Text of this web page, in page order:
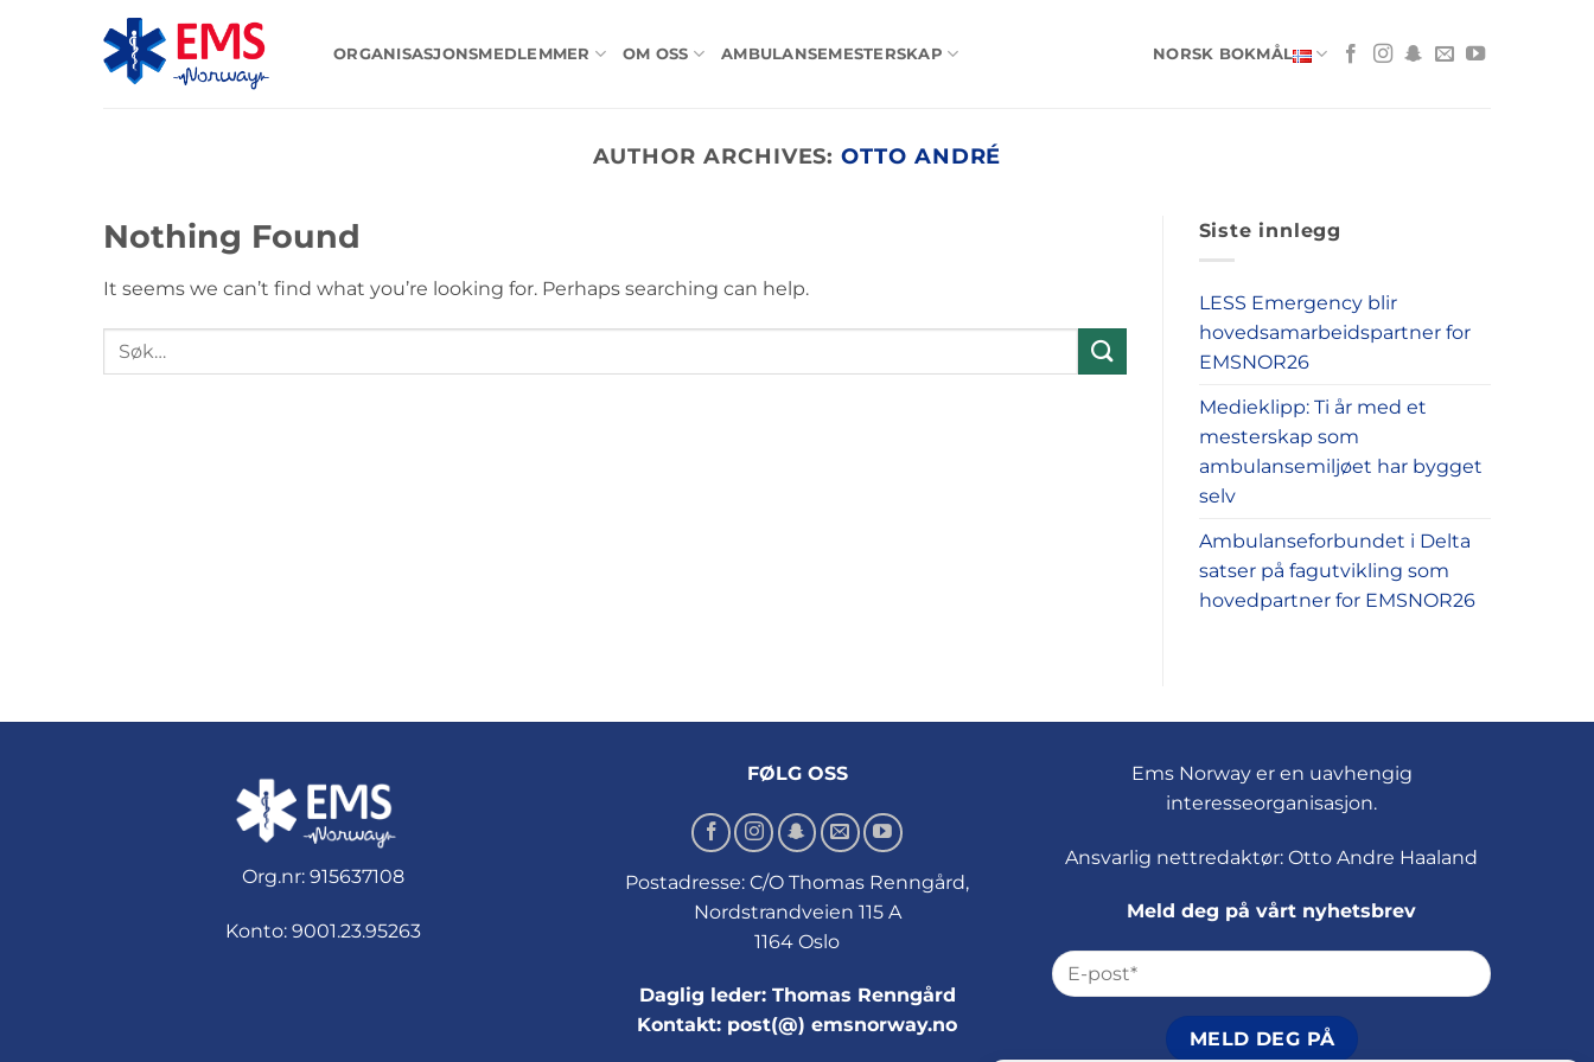
ORGANISASJONSMEDLEMMER OM OSS AMBULANSEMESTERSKAP NORSK BOKMÅL
AUTHOR ARCHIVES:OTTO ANDRÉ
Nothing Found
It seems we can’t find what you’re looking for. Perhaps searching can help.
Siste innlegg
LESS Emergency blir
hovedsamarbeidspartner for
EMSNOR26
Medieklipp: Ti år med et
mesterskap som
ambulansemiljøet har bygget
selv
Ambulanseforbundet i Delta
satser på fagutvikling som
hovedpartner for EMSNOR26
Org.nr: 915637108
Konto: 9001.23.95263
FØLG OSS
Postadresse: C/O Thomas Renngård,
Nordstrandveien 115 A
1164 Oslo
Daglig leder: Thomas Renngård
Kontakt: post(@) emsnorway.no
Ems Norway er en uavhengig
interesseorganisasjon.
Ansvarlig nettredaktør: Otto Andre Haaland
Meld deg på vårt nyhetsbrev